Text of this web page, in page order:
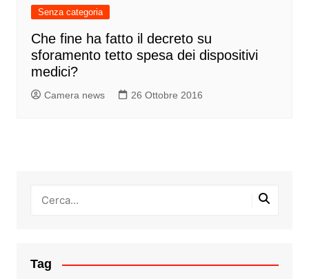
Senza categoria
Che fine ha fatto il decreto su
sforamento tetto spesa dei dispositivi
medici?
Camera news 26 Ottobre 2016
Tag